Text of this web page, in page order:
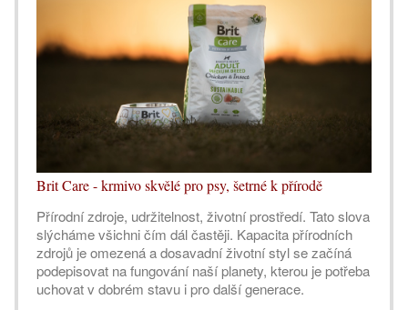
Brit Care - krmivo skvělé pro psy, šetrné k přírodě
Přírodní zdroje, udržitelnost, životní prostředí. Tato slova
slýcháme všichni čím dál častěji. Kapacita přírodních
zdrojů je omezená a dosavadní životní styl se začíná
podepisovat na fungování naší planety, kterou je potřeba
uchovat v dobrém stavu i pro další generace.